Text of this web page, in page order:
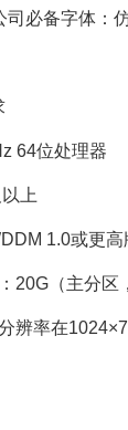
备字体：仿
64位处理器
上
1.0或更高
（主分区
率在